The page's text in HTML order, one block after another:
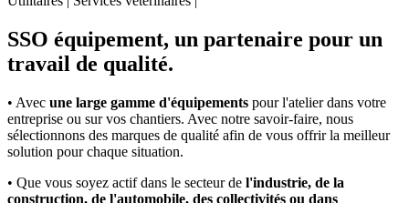
SSO équipement, un partenaire pour un
travail de qualité.
• Avec une large gamme d'équipements pour l'atelier dans votre
entreprise ou sur vos chantiers. Avec notre savoir-faire, nous
sélectionnons des marques de qualité afin de vous offrir la meilleur
solution pour chaque situation.
• Que vous soyez actif dans le secteur de l'industrie, de la
construction, de l'automobile, des collectivités ou dans